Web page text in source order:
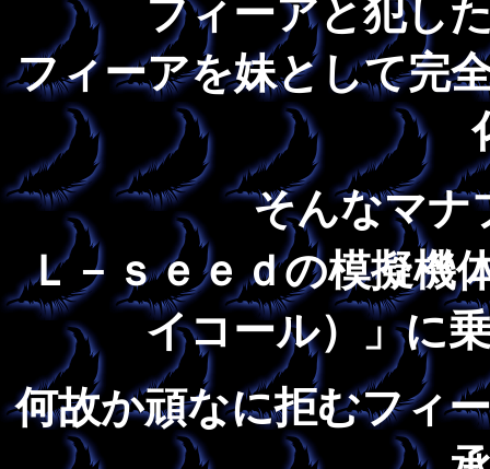
フィーアと犯し
フィーアを妹として完
そんなマナ
Ｌ－ｓｅｅｄの模擬機
イコール）」に
何故か頑なに拒むフィ